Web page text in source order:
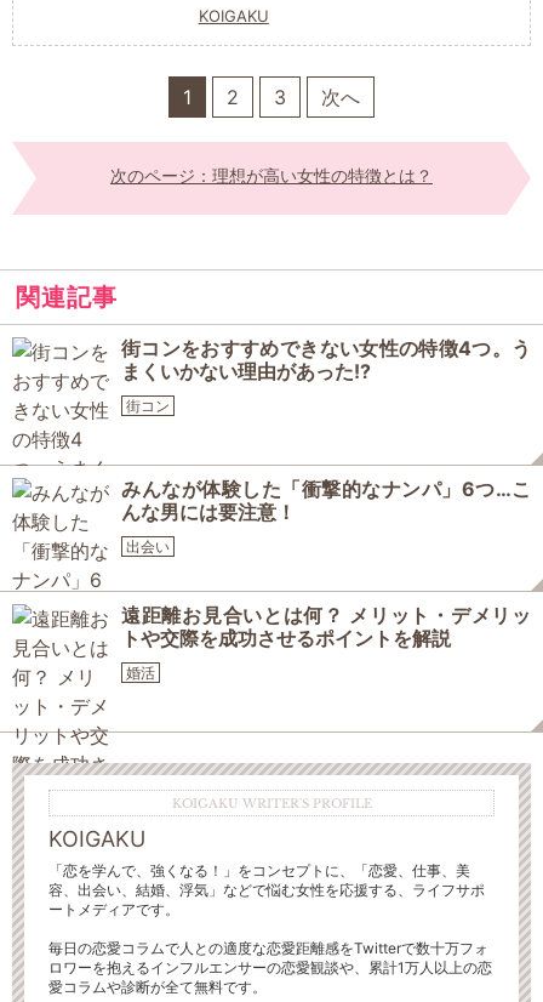
KOIGAKU
1 2 3 次へ
次のページ：理想が高い女性の特徴とは？
関連記事
街コンをおすすめできない女性の特徴4つ。う
まくいかない理由があった!?
街コン
みんなが体験した「衝撃的なナンパ」6つ…こ
んな男には要注意！
出会い
遠距離お見合いとは何？ メリット・デメリッ
トや交際を成功させるポイントを解説
婚活
KOIGAKU WRITER'S PROFILE
KOIGAKU
「恋を学んで、強くなる！」をコンセプトに、「恋愛、仕事、美
容、出会い、結婚、浮気」などで悩む女性を応援する、ライフサポ
ートメディアです。
毎日の恋愛コラムで人との適度な恋愛距離感をTwitterで数十万フォ
ロワーを抱えるインフルエンサーの恋愛観談や、累計1万人以上の恋
愛コラムや診断が全て無料です。